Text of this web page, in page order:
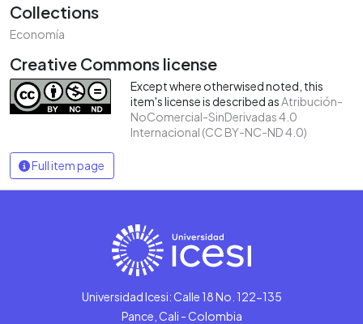
Collections
Economía
Creative Commons license
Except where otherwised noted, this
item's license is described asAtribución-
NoComercial-SinDerivadas 4.0
Internacional (CC BY-NC-ND 4.0)
Full item page
Universidad Icesi: Calle 18 No. 122-135
Pance, Cali - Colombia